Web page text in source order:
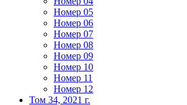
Номер 05
Номер 06
Номер 07
Номер 08
Номер 09
Номер 10
Номер 11
Номер 12
Том 34, 2021 г.